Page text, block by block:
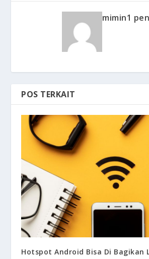
mimin1
POS TERKAIT
Hotspot Android Bisa Di Bagikan